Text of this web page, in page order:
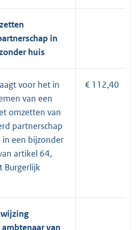
in
huis
voor het in
van een
omzetten van
partnerschap
een bijzonder
artikel 64,
Burgerlijk
€ 112,40
van